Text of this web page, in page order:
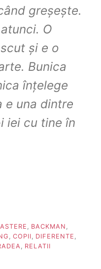
greșește.
O
și e o
Bunica
înțelege
e una dintre
iei cu tine în
BACKMAN
COPII DIFERENTE
RELATII